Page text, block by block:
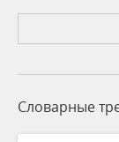
Словарные